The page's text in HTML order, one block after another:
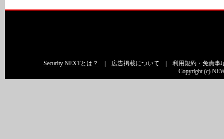
Security NEXTとは？ 広告掲載について
利用規約・免責事
Copyright (c)